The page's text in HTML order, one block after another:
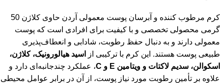
کرم مرطوب کننده و آبرسان پوست معمولی آردن حاوی کلاژن 50
گرمی محصولی تخصصی و با کیفیت برای افرادی است که پوست
معمولی دارند و به دنبال حفظ رطوبت، شادابی و انعطاف‌پذیری
طبیعی پوست هستند. این کرم با ترکیبی از
اسید هیالورونیک، کلاژن،
اسکوالن، سدیم لاکتات و ویتامین E و C
، عملکرد چندجانبه‌ای دارد و
علاوه بر تأمین رطوبت مورد نیاز پوست، از آن در برابر عوامل محیطی